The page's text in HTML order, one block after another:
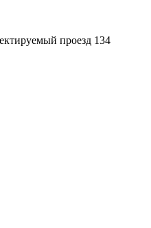
проезд 134